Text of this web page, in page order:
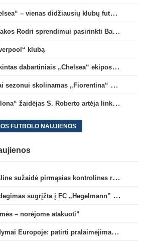
M. Palestra: „Man „Chelsea“ – vienas didžiausių klubų futbole“
Paaiškėjo, kas turėjo įtakos Rodri sprendimui pasirinkti Barselonos pusę
klubą
X. Alonso: „Esu patenkintas dabartiniais „Chelsea“ ekipos vartininkais“
F. Mastanuono oficialiai sezonui skolinamas „Fiorentina“ ekipai
Buvęs ilgametis„Barcelona“ žaidėjas S. Roberto artėja link persikėlimo į MLS
FUTBOLO NAUJIENOS
Vaikinų U15 rinktinė Taline sužaidė pirmąsias kontrolines rungtynes
Kristupas–Algirdas Padegimas sugrįžta į FC „Hegelmann” B sudėtį
– norėjome atakuoti“
Lietuvos klubų pasirodymai Europoje: patirti pralaimėjimai Kroatijos atstovams